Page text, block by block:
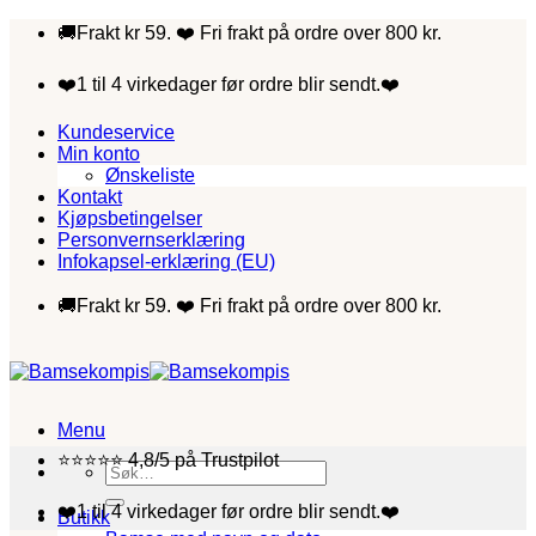
Skip
🚚Frakt kr 59. ❤️ Fri frakt på ordre over 800 kr.
❤️1 til 4 virkedager før ordre blir sendt.❤️
Kundeservice
Min konto
Ønskeliste
Kontakt
Kjøpsbetingelser
Personvernserklæring
Infokapsel-erklæring (EU)
🚚Frakt kr 59. ❤️ Fri frakt på ordre over 800 kr.
Menu
Søk
etter:
Butikk
⭐⭐⭐⭐⭐ 4,8/5 på Trustpilot
❤️1 til 4 virkedager før ordre blir sendt.❤️